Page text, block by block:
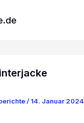
/14. Januar 2024